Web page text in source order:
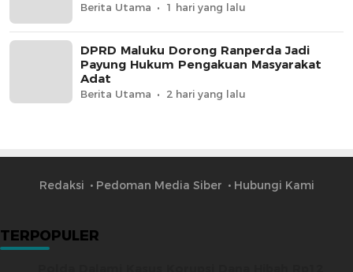
Berita Utama 1 hari yang lalu
DPRD Maluku Dorong Ranperda Jadi
Payung Hukum Pengakuan Masyarakat
Adat
Berita Utama 2 hari yang lalu
Redaksi Pedoman Media Siber Hubungi Kami
TERPOPULER